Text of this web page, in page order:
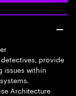
provide
issues within
Architecture